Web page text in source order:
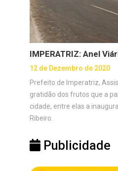
IMPERATRIZ: Anel
12 de Dezembro de 2020
Prefeito de Imperatriz,
gratidão dos frutos que a
cidade, entre elas a
Ribeiro.
Publicidade